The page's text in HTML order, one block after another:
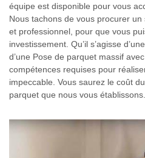
équipe est disponible pour vous
Nous tachons de vous procurer
et professionnel, pour que vous
investissement. Qu’il s’agisse
d’une Pose de parquet massif
compétences requises pour
impeccable. Vous saurez le coût
parquet que nous vous établissons.